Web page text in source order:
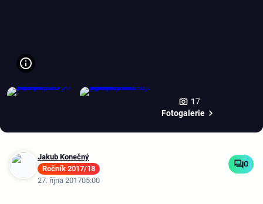
17
Fotogalerie
Jakub Konečný
Ročník 2017/18
27. října 201705:00
0